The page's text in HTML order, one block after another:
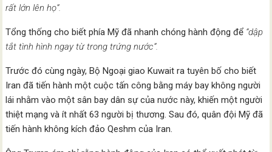
rất lớn lên họ”.
Tổng thống cho biết phía Mỹ đã nhanh chóng hành động để “dập
tắt tình hình ngay từ trong trứng nước”.
Trước đó cùng ngày, Bộ Ngoại giao Kuwait ra tuyên bố cho biết
Iran đã tiến hành một cuộc tấn công bằng máy bay không người
lái nhằm vào một sân bay dân sự của nước này, khiến một người
thiệt mạng và ít nhất 63 người bị thương. Sau đó, quân đội Mỹ đã
tiến hành không kích đảo Qeshm của Iran.